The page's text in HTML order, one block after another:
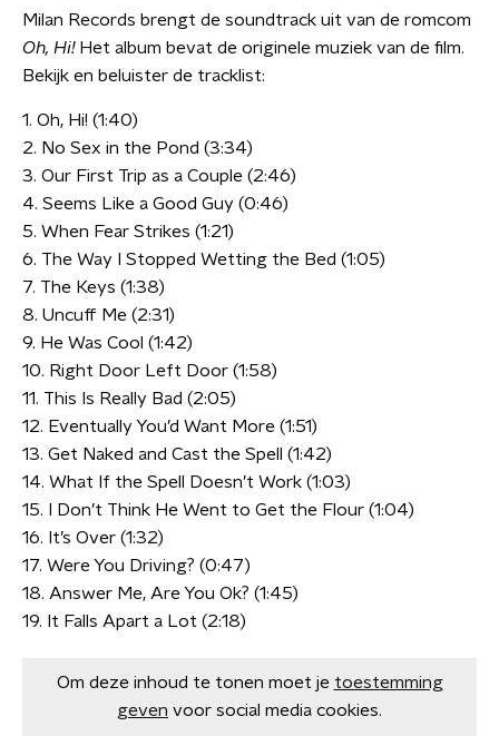
Milan Records brengt de soundtrack uit van de romcom
Oh, Hi!Het album bevat de originele muziek van de film.
Bekijk en beluister de tracklist:
1. Oh, Hi! (1:40)
2. No Sex in the Pond (3:34)
3. Our First Trip as a Couple (2:46)
4. Seems Like a Good Guy (0:46)
5. When Fear Strikes (1:21)
6. The Way I Stopped Wetting the Bed (1:05)
7. The Keys (1:38)
8. Uncuff Me (2:31)
9. He Was Cool (1:42)
10. Right Door Left Door (1:58)
11. This Is Really Bad (2:05)
12. Eventually You’d Want More (1:51)
13. Get Naked and Cast the Spell (1:42)
14. What If the Spell Doesn’t Work (1:03)
15. I Don’t Think He Went to Get the Flour (1:04)
16. It’s Over (1:32)
17. Were You Driving? (0:47)
18. Answer Me, Are You Ok? (1:45)
19. It Falls Apart a Lot (2:18)
Om deze inhoud te tonen moet je toestemming
geven voor social media cookies.